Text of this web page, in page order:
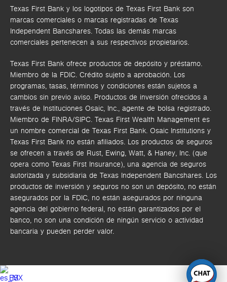
Texas First Bank y los logotipos de Texas First Bank son
marcas comerciales o marcas registradas de Texas
Independent Bancshares. Todas las demás marcas
comerciales pertenecen a sus respectivos propietarios.
Texas First Bank ofrece productos de depósito y préstamo.
Miembro de la FDIC. Crédito sujeto a aprobación. Los
programas, tasas, términos y condiciones están sujetos a
cambios sin previo aviso. Productos de inversión ofrecidos a
través de Instituciones Osaic, Inc., agente de bolsa registrado.
Miembro de FINRA/SIPC. Texas First Wealth Management es
un nombre comercial de Texas First Bank. Osaic Institutions y
Texas First Bank no están afiliados. Los productos de seguros
se ofrecen a través de Rust, Ewing, Watt, & Haney, Inc. (que
opera como Texas First Insurance), una agencia de seguros
autorizada y subsidiaria de Texas Independent Bancshares. Los
productos de inversión y seguros no son un depósito, no están
asegurados por la FDIC, no están asegurados por ninguna
agencia del gobierno federal, no están garantizados por el
banco, no son una condición de ningún servicio o actividad
bancaria y pueden perder valor.
ES